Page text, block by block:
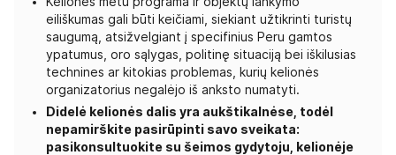
eiliškumas gali būti keičiami, siekiant užtikrinti turistų
saugumą, atsižvelgiant į specifinius Peru gamtos
ypatumus, oro sąlygas, politinę situaciją bei iškilusias
technines ar kitokias problemas, kurių kelionės
organizatorius negalėjo iš anksto numatyti.
Didelė kelionės dalis yra aukštikalnėse, todėl
nepamirškite pasirūpinti savo sveikata:
pasikonsultuokite su šeimos gydytoju, kelionėje